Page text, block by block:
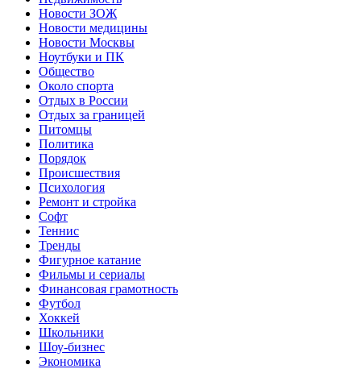
Новости ЗОЖ
Новости медицины
Новости Москвы
Ноутбуки и ПК
Общество
Около спорта
Отдых в России
Отдых за границей
Питомцы
Политика
Порядок
Происшествия
Психология
Ремонт и стройка
Софт
Теннис
Тренды
Фигурное катание
Фильмы и сериалы
Финансовая грамотность
Футбол
Хоккей
Школьники
Шоу-бизнес
Экономика